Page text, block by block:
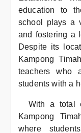
education to
school plays a
and fostering a
Despite its
Kampong
teachers who
students with a
With a total
Kampong
where